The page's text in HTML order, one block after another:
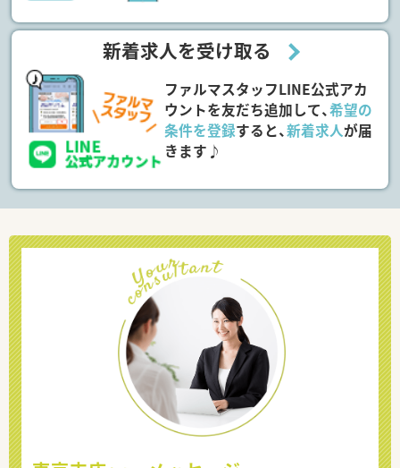
新着求人を受け取る
ファルマスタッフLINE公式アカ
ウントを友だち追加して、希望の
条件を登録すると、新着求人が届
きます♪